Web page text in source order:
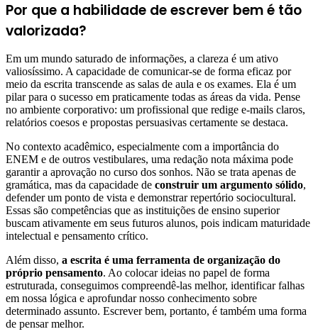
Por que a habilidade de escrever bem é tão
valorizada?
Em um mundo saturado de informações, a clareza é um ativo
valiosíssimo. A capacidade de comunicar-se de forma eficaz por
meio da escrita transcende as salas de aula e os exames. Ela é um
pilar para o sucesso em praticamente todas as áreas da vida. Pense
no ambiente corporativo: um profissional que redige e-mails claros,
relatórios coesos e propostas persuasivas certamente se destaca.
No contexto acadêmico, especialmente com a importância do
ENEM e de outros vestibulares, uma redação nota máxima pode
garantir a aprovação no curso dos sonhos. Não se trata apenas de
gramática, mas da capacidade de construir um argumento sólido,
defender um ponto de vista e demonstrar repertório sociocultural.
Essas são competências que as instituições de ensino superior
buscam ativamente em seus futuros alunos, pois indicam maturidade
intelectual e pensamento crítico.
Além disso, a escrita é uma ferramenta de organização do
próprio pensamento. Ao colocar ideias no papel de forma
estruturada, conseguimos compreendê-las melhor, identificar falhas
em nossa lógica e aprofundar nosso conhecimento sobre
determinado assunto. Escrever bem, portanto, é também uma forma
de pensar melhor.